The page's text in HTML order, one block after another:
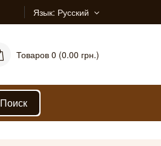
Язык Русский
Товаров 0 (0.00 грн.)
Поиск